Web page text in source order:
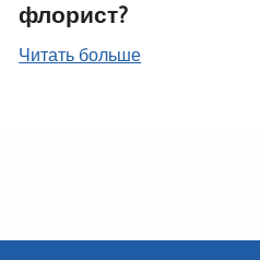
флорист?
Читать больше